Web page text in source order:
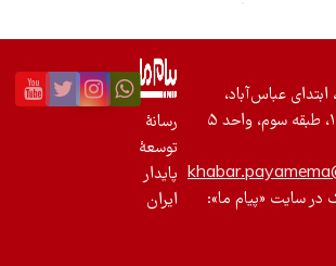
عباس‌آباد،
در سایت «پیام ما»:
رسانۀ
توسعۀ
پایدار
ایران